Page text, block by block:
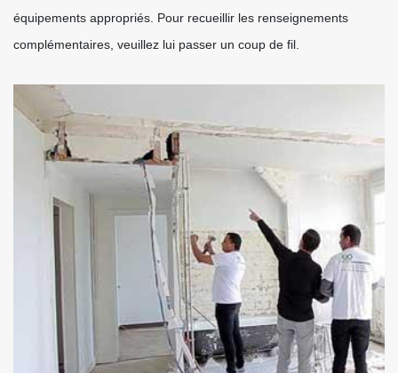
équipements appropriés. Pour recueillir les renseignements
complémentaires, veuillez lui passer un coup de fil.